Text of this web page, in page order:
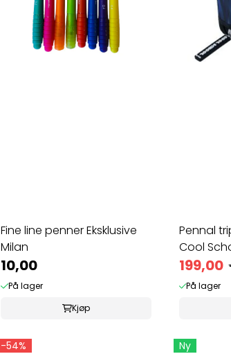
Fine line penner Eksklusive
Milan
10,00
På lager
Kjøp
Pennal
Cool
199,00
På lager
-54% Ny